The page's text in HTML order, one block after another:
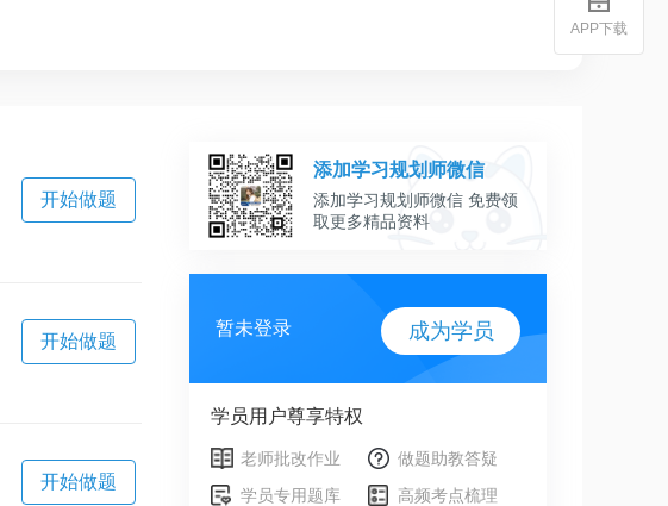
开始做题
开始做题
开始做题
添加学习规划师微信
添加学习规划师微信 免费领
取更多精品资料
暂未登录 成为学员
学员用户尊享特权
老师批改作业
做题助教答疑
学员专用题库
高频考点梳理
APP下载